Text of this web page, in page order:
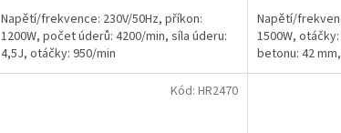
Napětí/frekvence: 230V/50Hz, příkon:
1200W, počet úderů: 4200/min, síla úderu:
4,5J, otáčky: 950/min
Napětí/
1500W,
betonu: 42
Kód: HR2470